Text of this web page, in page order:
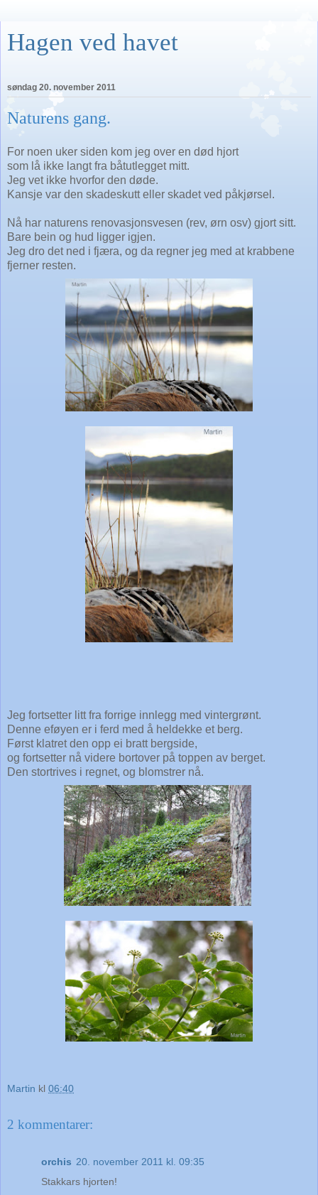
Hagen ved havet
søndag 20. november 2011
Naturens gang.
For noen uker siden kom jeg over en død hjort
som lå ikke langt fra båtutlegget mitt.
Jeg vet ikke hvorfor den døde.
Kansje var den skadeskutt eller skadet ved påkjørsel.
Nå har naturens renovasjonsvesen (rev, ørn osv) gjort sitt.
Bare bein og hud ligger igjen.
Jeg dro det ned i fjæra, og da regner jeg med at krabbene
fjerner resten.
Jeg fortsetter litt fra forrige innlegg med vintergrønt.
Denne eføyen er i ferd med å heldekke et berg.
Først klatret den opp ei bratt bergside,
og fortsetter nå videre bortover på toppen av berget.
Den stortrives i regnet, og blomstrer nå.
Martin kl 06:40
2 kommentarer:
orchis 20. november 2011 kl. 09:35
Stakkars hjorten!